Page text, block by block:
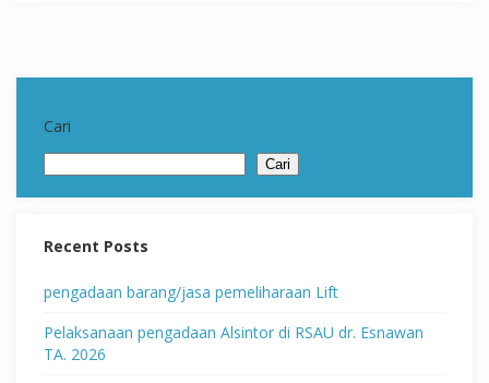
Cari
Cari
Recent Posts
pengadaan barang/jasa pemeliharaan Lift
Pelaksanaan pengadaan Alsintor di RSAU dr. Esnawan
TA. 2026